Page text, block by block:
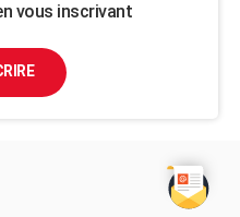
vous inscrivant